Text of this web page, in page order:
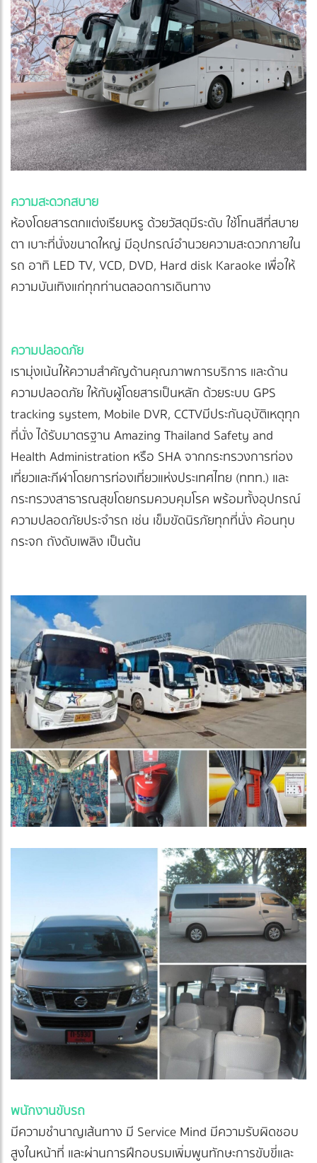
ความสะดวกสบาย
ห้องโดยสารตกแต่งเรียบหรู ด้วยวัสดุมีระดับ ใช้โทนสีที่สบาย
ตา เบาะที่นั่งขนาดใหญ่ มีอุปกรณ์อำนวยความสะดวกภายใน
รถ อาทิ LED TV, VCD, DVD, Hard disk Karaoke เพื่อให้
ความบันเทิงแก่ทุกท่านตลอดการเดินทาง
ความปลอดภัย
เรามุ่งเน้นให้ความสำคัญด้านคุณภาพการบริการ และด้าน
ความปลอดภัย ให้กับผู้โดยสารเป็นหลัก ด้วยระบบ GPS
tracking system, Mobile DVR, CCTVมีประกันอุบัติเหตุทุก
ที่นั่ง ได้รับมาตรฐาน Amazing Thailand Safety and
Health Administration หรือ SHA จากกระทรวงการท่อง
เที่ยวและกีฬาโดยการท่องเที่ยวแห่งประเทศไทย (ททท.) และ
กระทรวงสาธารณสุขโดยกรมควบคุมโรค พร้อมทั้งอุปกรณ์
ความปลอดภัยประจำรถ เช่น เข็มขัดนิรภัยทุกที่นั่ง ค้อนทุบ
กระจก ถังดับเพลิง เป็นต้น
พนักงานขับรถ
มีความชำนาญเส้นทาง มี Service Mind มีความรับผิดชอบ
สูงในหน้าที่ และผ่านการฝึกอบรมเพิ่มพูนทักษะการขับขี่และ